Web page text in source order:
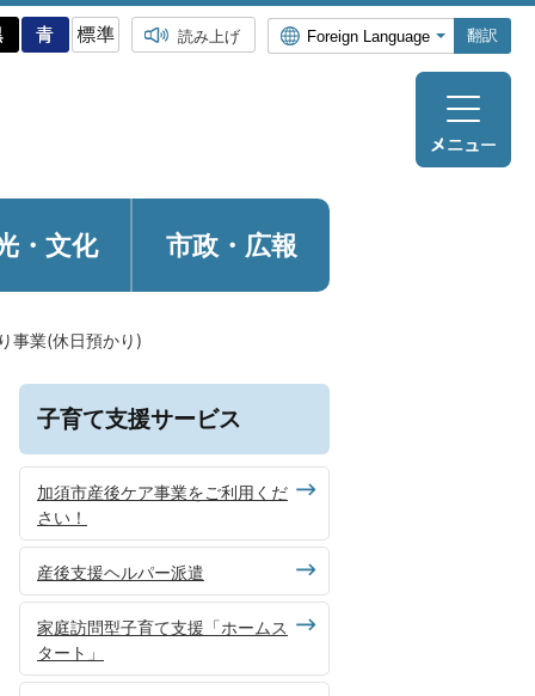
読み上げ 翻訳
・ 文化 市政・広報
事業(休日預かり)
子育て支援サービス
加須市産後ケア事業をご利用くだ
さい！
産後支援ヘルパー派遣
家庭訪問型子育て支援「ホームス
タート」